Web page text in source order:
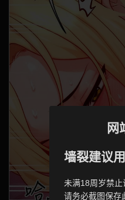
网
墙裂建议
未满18周岁禁止
请务必截图保存